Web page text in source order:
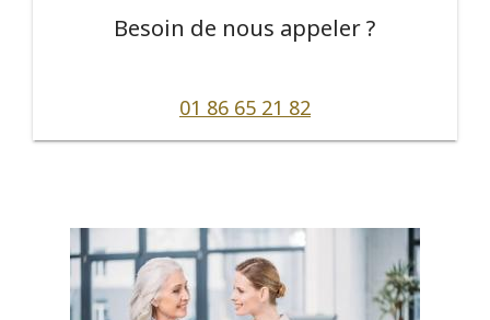
Besoin de nous appeler ?
01 86 65 21 82